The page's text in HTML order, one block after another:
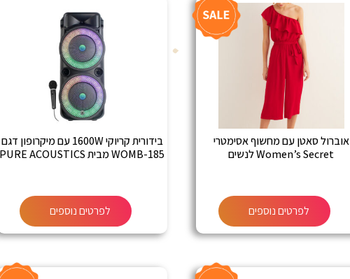
אוברול סאטן עם מחשוף אסימטרי
Women’s Secret לנשים
לפרטים נוספים
בידורית קריוקי 1600W עם מיקרופון דגם
WOMB-185 מבית PURE ACOUSTICS
לפרטים נוספים